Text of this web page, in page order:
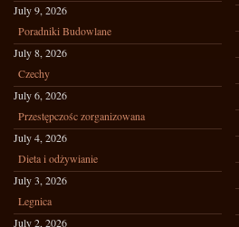
July 9, 2026
Poradniki Budowlane
July 8, 2026
Czechy
July 6, 2026
Przestępczośc zorganizowana
July 4, 2026
Dieta i odżywianie
July 3, 2026
Legnica
July 2, 2026